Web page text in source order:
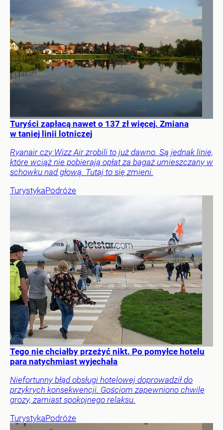
Turyści zapłacą nawet o 137 zł więcej. Zmiana
w taniej linii lotniczej
Ryanair czy Wizz Air zrobili to już dawno. Są jednak linie,
które wciąż nie pobierają opłat za bagaż umieszczany w
schowku nad głową. Tutaj to się zmieni.
TurystykaPodróże
Tego nie chciałby przeżyć nikt. Po pomyłce hotelu
para natychmiast wyjechała
Niefortunny błąd obsługi hotelowej doprowadził do
przykrych konsekwencji. Gościom zapewniono chwilę
grozy, zamiast spokojnego relaksu.
TurystykaPodróże